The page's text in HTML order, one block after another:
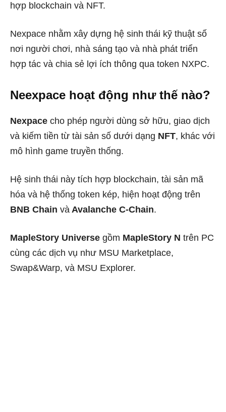
hợp blockchain và NFT.
Nexpace nhằm xây dựng hệ sinh thái kỹ thuật số
nơi người chơi, nhà sáng tạo và nhà phát triển
hợp tác và chia sẻ lợi ích thông qua token NXPC.
Neexpace hoạt động như thế nào?
Nexpace cho phép người dùng sở hữu, giao dịch
và kiếm tiền từ tài sản số dưới dạng NFT, khác với
mô hình game truyền thống.
Hệ sinh thái này tích hợp blockchain, tài sản mã
hóa và hệ thống token kép, hiện hoạt động trên
BNB Chain và Avalanche C-Chain.
MapleStory Universe gồm MapleStory N trên PC
cùng các dịch vụ như MSU Marketplace,
Swap&Warp, và MSU Explorer.